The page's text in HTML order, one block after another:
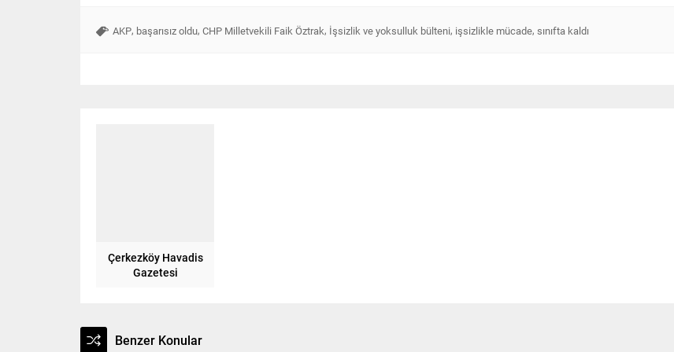
AKP, başarısız oldu, CHP Milletvekili Faik Öztrak, İşsizlik ve yoksulluk bülteni, işsizlikle mücade, sınıfta kaldı
Çerkezköy Havadis
Gazetesi
Benzer Konular